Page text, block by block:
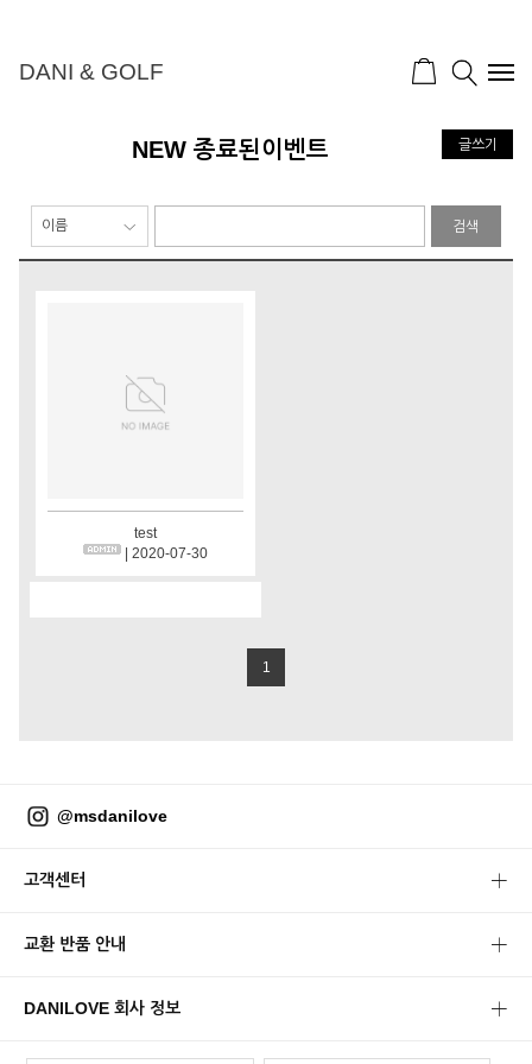
DANI & GOLF
NEW 종료된이벤트 글쓰기
검색
test
| 2020-07-30
1
@msdanilove
고객센터
교환 반품 안내
DANILOVE 회사 정보